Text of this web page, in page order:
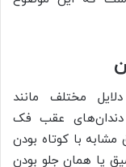
مختلف مانند
عقب فک
با کوتاه بودن
یا همان جلو بودن